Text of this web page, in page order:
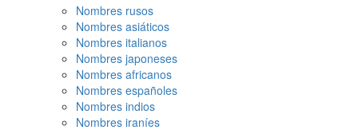
Nombres rusos
Nombres asiáticos
Nombres italianos
Nombres japoneses
Nombres africanos
Nombres españoles
Nombres indios
Nombres iraníes